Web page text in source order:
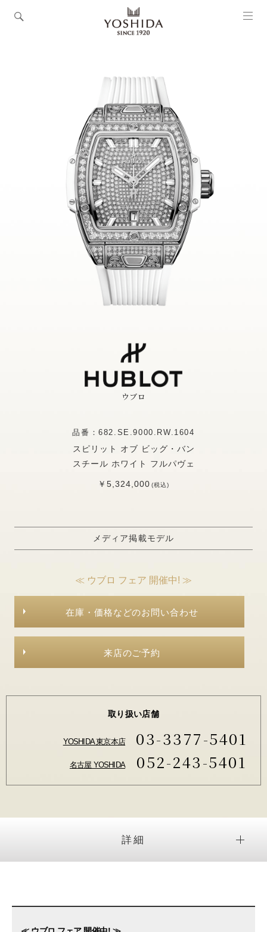
ウブロ
品番：682.SE.9000.RW.1604
スピリット オブ ビッグ・バン
スチール ホワイト フルパヴェ
￥5,324,000(税込)
メディア掲載モデル
≪ ウブロ フェア 開催中! ≫
在庫・価格などのお問い合わせ
来店のご予約
取り扱い店舗
YOSHIDA 東京本店 03-3377-5401
名古屋 YOSHIDA 052-243-5401
詳細